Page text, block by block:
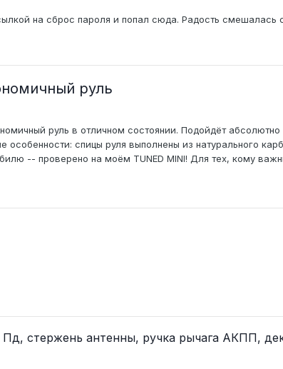
на сброс пароля и попал сюда. Радость смешалась
руль
руль в отличном состоянии. Подойдёт
особенности: спицы руля выполнены из натурального
-- проверено на моём TUNED MINI! Для тех, кому
стержень антенны, ручка рычага АКПП,